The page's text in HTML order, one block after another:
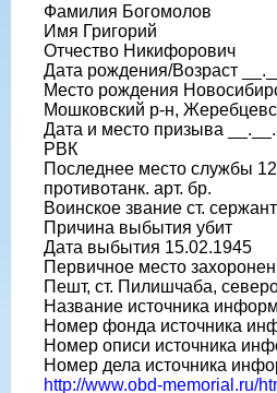
Фамилия Богомолов
Имя Григорий
Отчество Никифорович
Дата рождения/Возраст
Место рождения
Мошковский р-н,
Дата и место призыва
РВК
Последнее место службы 12
противотанк. арт. бр.
Воинское звание ст. сержант
Причина выбытия убит
Дата выбытия 15.02.1945
Первичное место
Пешт, ст. Пилишчаба,
Название источника
Номер фонда источника
Номер описи источника
Номер дела источника
http://www.obd-memorial.ru/